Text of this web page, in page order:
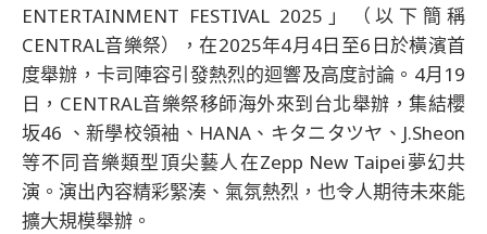
ENTERTAINMENT FESTIVAL 2025」（以下簡稱
CENTRAL音樂祭），在2025年4月4日至6日於橫濱首
度舉辦，卡司陣容引發熱烈的迴響及高度討論。4月19
日，CENTRAL音樂祭移師海外來到台北舉辦，集結櫻
坂46 、新學校領袖、HANA、キタニタツヤ、J.Sheon
等不同音樂類型頂尖藝人在Zepp New Taipei夢幻共
演。演出內容精彩緊湊、氣氛熱烈，也令人期待未來能
擴大規模舉辦。